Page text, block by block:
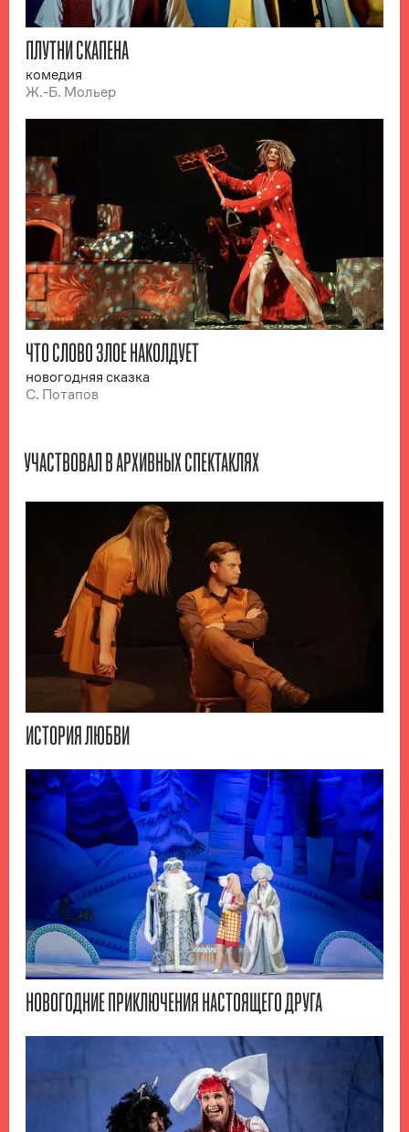
ПЛУТНИ СКАПЕНА
комедия
Ж.-Б. Мольер
ЧТО СЛОВО ЗЛОЕ НАКОЛДУЕТ
новогодняя сказка
С. Потапов
УЧАСТВОВАЛ В АРХИВНЫХ СПЕКТАКЛЯХ
ИСТОРИЯ ЛЮБВИ
НОВОГОДНИЕ ПРИКЛЮЧЕНИЯ НАСТОЯЩЕГО ДРУГА